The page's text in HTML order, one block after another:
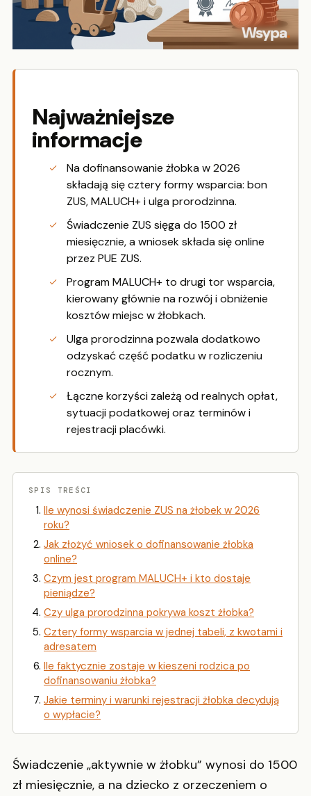
Najważniejsze
informacje
Na dofinansowanie żłobka w 2026
składają się cztery formy wsparcia: bon
ZUS, MALUCH+ i ulga prorodzinna.
Świadczenie ZUS sięga do 1500 zł
miesięcznie, a wniosek składa się online
przez PUE ZUS.
Program MALUCH+ to drugi tor wsparcia,
kierowany głównie na rozwój i obniżenie
kosztów miejsc w żłobkach.
Ulga prorodzinna pozwala dodatkowo
odzyskać część podatku w rozliczeniu
rocznym.
Łączne korzyści zależą od realnych opłat,
sytuacji podatkowej oraz terminów i
rejestracji placówki.
SPIS TREŚCI
Ile wynosi świadczenie ZUS na żłobek w 2026
roku?
Jak złożyć wniosek o dofinansowanie żłobka
online?
Czym jest program MALUCH+ i kto dostaje
pieniądze?
Czy ulga prorodzinna pokrywa koszt żłobka?
Cztery formy wsparcia w jednej tabeli, z kwotami i
adresatem
Ile faktycznie zostaje w kieszeni rodzica po
dofinansowaniu żłobka?
Jakie terminy i warunki rejestracji żłobka decydują
o wypłacie?
Świadczenie „aktywnie w żłobku” wynosi do 1500
zł miesięcznie, a na dziecko z orzeczeniem o